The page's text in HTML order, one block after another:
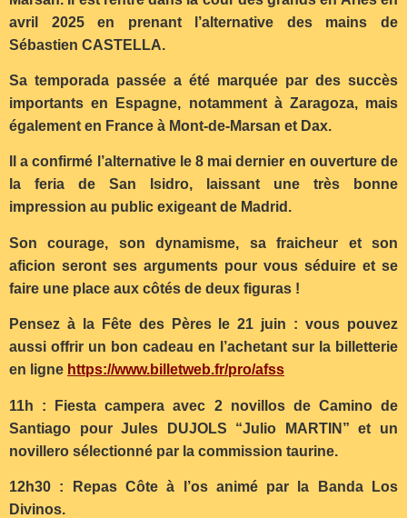
avril 2025 en prenant l’alternative des mains de
Sébastien CASTELLA.
Sa temporada passée a été marquée par des succès
importants en Espagne, notamment à Zaragoza, mais
également en France à Mont-de-Marsan et Dax.
Il a confirmé l’alternative le 8 mai dernier en ouverture de
la feria de San Isidro, laissant une très bonne
impression au public exigeant de Madrid.
Son courage, son dynamisme, sa fraicheur et son
aficion seront ses arguments pour vous séduire et se
faire une place aux côtés de deux figuras !
Pensez à la Fête des Pères le 21 juin : vous pouvez
aussi offrir un bon cadeau en l’achetant sur la billetterie
en ligne https://www.billetweb.fr/pro/afss
11h : Fiesta campera avec 2 novillos de Camino de
Santiago pour Jules DUJOLS “Julio MARTIN” et un
novillero sélectionné par la commission taurine.
12h30 : Repas Côte à l’os animé par la Banda Los
Divinos.